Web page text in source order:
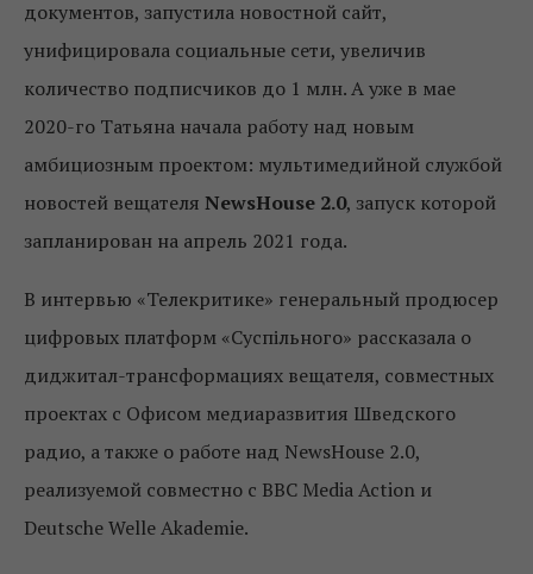
документов, запустила новостной сайт,
унифицировала социальные сети, увеличив
количество подписчиков до 1 млн.А уже в мае
2020-го Татьяна начала работу над новым
амбициозным проектом: мультимедийной службой
новостей вещателя NewsHouse 2.0, запуск которой
запланирован на апрель 2021 года.
В интервью «Телекритике» генеральный продюсер
цифровых платформ «Суспільного» рассказала о
диджитал-трансформациях вещателя, совместных
проектах с Офисом медиаразвития Шведского
радио, а также о работе над NewsHouse 2.0,
реализуемой совместно с BBC Media Action и
Deutsche Welle Akademie.